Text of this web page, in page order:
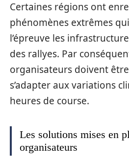
Certaines régions ont
phénomènes extrêmes
l’épreuve les
des rallyes. Par
organisateurs doivent
s’adapter aux variations
heures de course.
Les solutions mises en
organisateurs